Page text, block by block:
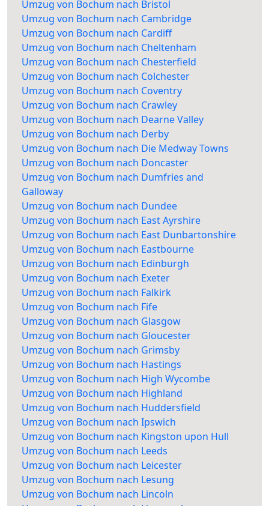
Umzug von Bochum nach Bristol
Umzug von Bochum nach Cambridge
Umzug von Bochum nach Cardiff
Umzug von Bochum nach Cheltenham
Umzug von Bochum nach Chesterfield
Umzug von Bochum nach Colchester
Umzug von Bochum nach Coventry
Umzug von Bochum nach Crawley
Umzug von Bochum nach Dearne Valley
Umzug von Bochum nach Derby
Umzug von Bochum nach Die Medway Towns
Umzug von Bochum nach Doncaster
Umzug von Bochum nach Dumfries and
Galloway
Umzug von Bochum nach Dundee
Umzug von Bochum nach East Ayrshire
Umzug von Bochum nach East Dunbartonshire
Umzug von Bochum nach Eastbourne
Umzug von Bochum nach Edinburgh
Umzug von Bochum nach Exeter
Umzug von Bochum nach Falkirk
Umzug von Bochum nach Fife
Umzug von Bochum nach Glasgow
Umzug von Bochum nach Gloucester
Umzug von Bochum nach Grimsby
Umzug von Bochum nach Hastings
Umzug von Bochum nach High Wycombe
Umzug von Bochum nach Highland
Umzug von Bochum nach Huddersfield
Umzug von Bochum nach Ipswich
Umzug von Bochum nach Kingston upon Hull
Umzug von Bochum nach Leeds
Umzug von Bochum nach Leicester
Umzug von Bochum nach Lesung
Umzug von Bochum nach Lincoln